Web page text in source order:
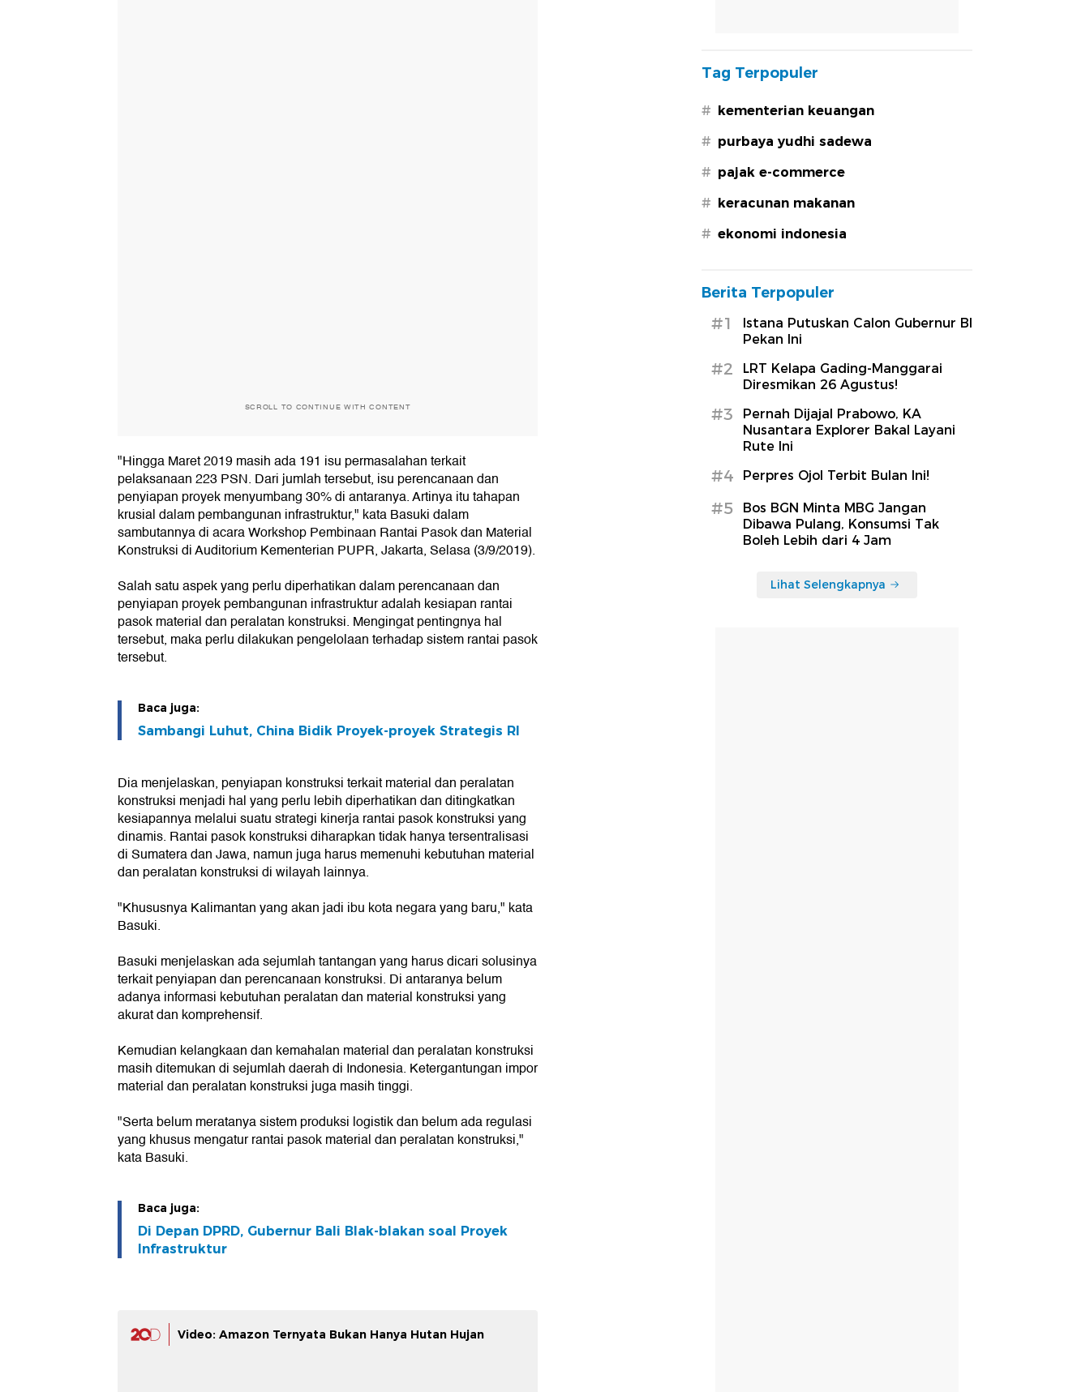
SCROLL TO CONTINUE WITH CONTENT
"Hingga Maret 2019 masih ada 191 isu permasalahan terkait
pelaksanaan 223 PSN. Dari jumlah tersebut, isu perencanaan dan
penyiapan proyek menyumbang 30% di antaranya. Artinya itu tahapan
krusial dalam pembangunan infrastruktur," kata Basuki dalam
sambutannya di acara Workshop Pembinaan Rantai Pasok dan Material
Konstruksi di Auditorium Kementerian PUPR, Jakarta, Selasa (3/9/2019).
Salah satu aspek yang perlu diperhatikan dalam perencanaan dan
penyiapan proyek pembangunan infrastruktur adalah kesiapan rantai
pasok material dan peralatan konstruksi. Mengingat pentingnya hal
tersebut, maka perlu dilakukan pengelolaan terhadap sistem rantai pasok
tersebut.
Baca juga:
Sambangi Luhut, China Bidik Proyek-proyek Strategis RI
Dia menjelaskan, penyiapan konstruksi terkait material dan peralatan
konstruksi menjadi hal yang perlu lebih diperhatikan dan ditingkatkan
kesiapannya melalui suatu strategi kinerja rantai pasok konstruksi yang
dinamis. Rantai pasok konstruksi diharapkan tidak hanya tersentralisasi
di Sumatera dan Jawa, namun juga harus memenuhi kebutuhan material
dan peralatan konstruksi di wilayah lainnya.
"Khususnya Kalimantan yang akan jadi ibu kota negara yang baru," kata
Basuki.
Basuki menjelaskan ada sejumlah tantangan yang harus dicari solusinya
terkait penyiapan dan perencanaan konstruksi. Di antaranya belum
adanya informasi kebutuhan peralatan dan material konstruksi yang
akurat dan komprehensif.
Kemudian kelangkaan dan kemahalan material dan peralatan konstruksi
masih ditemukan di sejumlah daerah di Indonesia. Ketergantungan impor
material dan peralatan konstruksi juga masih tinggi.
"Serta belum meratanya sistem produksi logistik dan belum ada regulasi
yang khusus mengatur rantai pasok material dan peralatan konstruksi,"
kata Basuki.
Baca juga:
Di Depan DPRD, Gubernur Bali Blak-blakan soal Proyek
Infrastruktur
Video: Amazon Ternyata Bukan Hanya Hutan Hujan
Tag Terpopuler
# kementerian keuangan
# purbaya yudhi sadewa
# pajak e-commerce
# keracunan makanan
# ekonomi indonesia
Berita Terpopuler
#1
Istana Putuskan Calon Gubernur BI
Pekan Ini
#2
LRT Kelapa Gading-Manggarai
Diresmikan 26 Agustus!
#3
Pernah Dijajal Prabowo, KA
Nusantara Explorer Bakal Layani
Rute Ini
#4 Perpres Ojol Terbit Bulan Ini!
#5
Bos BGN Minta MBG Jangan
Dibawa Pulang, Konsumsi Tak
Boleh Lebih dari 4 Jam
Lihat Selengkapnya